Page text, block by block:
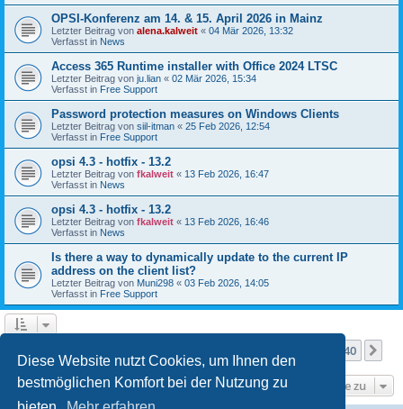
Diese Website nutzt Cookies, um Ihnen den
bestmöglichen Komfort bei der Nutzung zu
OPSI-Konferenz am 14. & 15. April 2026 in Mainz
Letzter Beitrag von alena.kalweit « 04 Mär 2026, 13:32
Verfasst in News
Access 365 Runtime installer with Office 2024 LTSC
Letzter Beitrag von ju.lian « 02 Mär 2026, 15:34
Verfasst in Free Support
Password protection measures on Windows Clients
Letzter Beitrag von siil-itman « 25 Feb 2026, 12:54
Verfasst in Free Support
opsi 4.3 - hotfix - 13.2
Letzter Beitrag von fkalweit « 13 Feb 2026, 16:47
Verfasst in News
opsi 4.3 - hotfix - 13.2
Letzter Beitrag von fkalweit « 13 Feb 2026, 16:46
Verfasst in News
Is there a way to dynamically update to the current IP
address on the client list?
Letzter Beitrag von Muni298 « 03 Feb 2026, 14:05
Verfasst in Free Support
40
Gehe zu